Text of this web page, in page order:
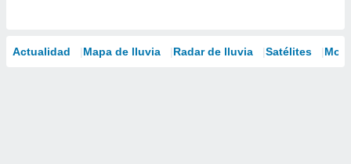
Actualidad Mapa de lluvia Radar de lluvia Satélites